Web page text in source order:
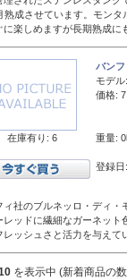
熟成させています。モン
に楽しめますが長期熟成に
在庫有り: 6
バン
モデル:
価格:
重量:
登録
ィ社のブルネッロ・ディ
レッドに繊細なガーネッ
レッシュさと活力を与え
を表示中 (新着商品の